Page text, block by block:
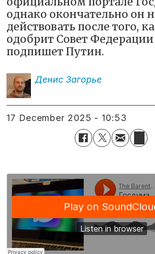
однако окончательно он
действовать после того,
одобрит Совет
подпишет Путин.
Денис Загорье
17 December 2025 - 10:53